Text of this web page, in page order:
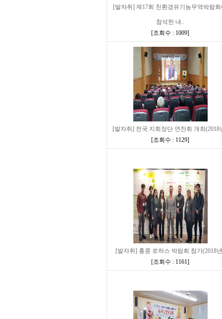
[발자취] 제17회 친환경유기농무역박람
참석한 내..
[조회수 : 1009]
[발자취] 전국 지회장단 연찬회 개최(2018
[조회수 : 1129]
[발자취] 홍콩 로하스 박람회 참가(2018
[조회수 : 1161]